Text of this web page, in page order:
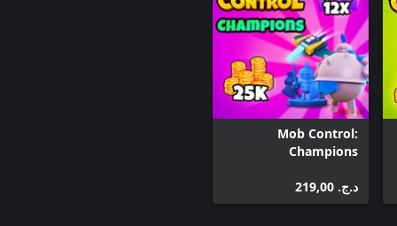
Mob Control:
Champions
د.ج.‏ 219,00